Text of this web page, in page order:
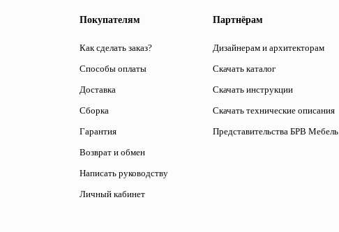
Покупателям
Как сделать заказ?
Способы оплаты
Доставка
Сборка
Гарантия
Возврат и обмен
Написать руководству
Личный кабинет
Партнёрам
Дизайнерам и архитекторам
Скачать каталог
Скачать инструкции
Скачать технические описания
Представительства БРВ Мебель